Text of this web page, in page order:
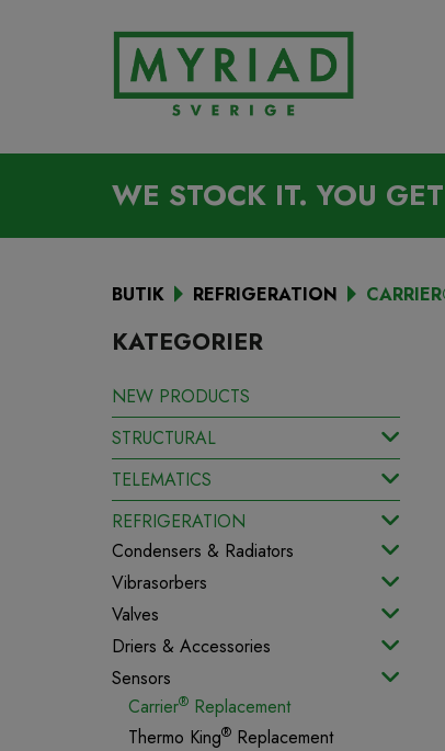
WE STOCK IT. YOU GET
BUTIK REFRIGERATION
KATEGORIER
NEW PRODUCTS
STRUCTURAL
TELEMATICS
REFRIGERATION
Condensers & Radiators
Vibrasorbers
Valves
Driers & Accessories
Sensors
Carrier® Replacement
Thermo King® Replacement